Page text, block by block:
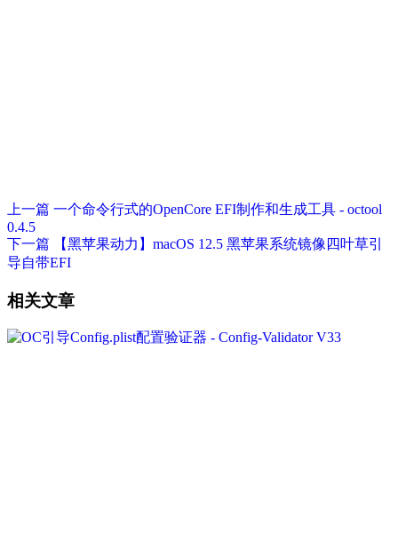
上一篇 一个命令行式的OpenCore EFI制作和生成工具 - octool
0.4.5
下一篇
【黑苹果动力】macOS 12.5 黑苹果系统镜像四叶草引
导自带EFI
相关文章